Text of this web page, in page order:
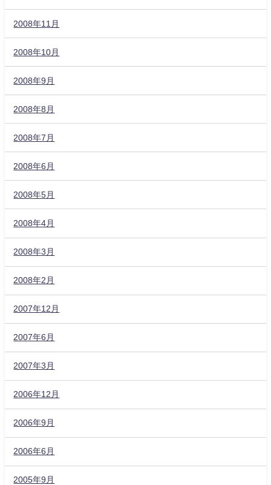
2008年11月
2008年10月
2008年9月
2008年8月
2008年7月
2008年6月
2008年5月
2008年4月
2008年3月
2008年2月
2007年12月
2007年6月
2007年3月
2006年12月
2006年9月
2006年6月
2005年9月